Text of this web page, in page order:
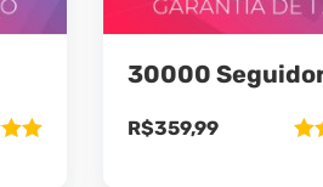
30000
R$359,99